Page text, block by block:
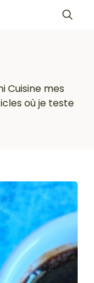
Cuisine mes
où je teste